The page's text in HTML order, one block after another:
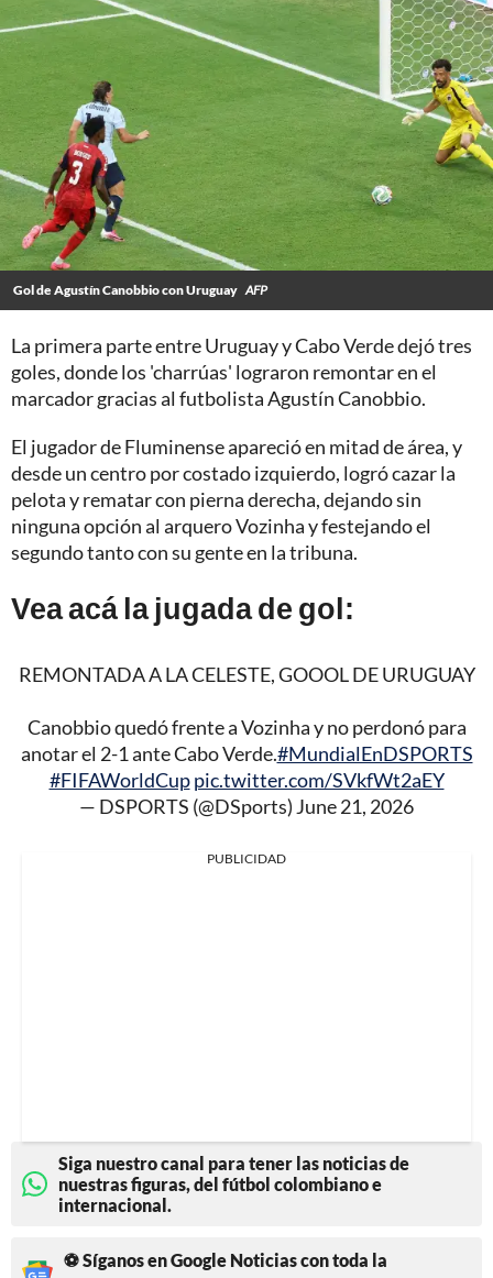
Gol de Agustín Canobbio con Uruguay AFP
La primera parte entre Uruguay y Cabo Verde dejó tres
goles, donde los 'charrúas' lograron remontar en el
marcador gracias al futbolista Agustín Canobbio.
El jugador de Fluminense apareció en mitad de área, y
desde un centro por costado izquierdo, logró cazar la
pelota y rematar con pierna derecha, dejando sin
ninguna opción al arquero Vozinha y festejando el
segundo tanto con su gente en la tribuna.
Vea acá la jugada de gol:
REMONTADA A LA CELESTE, GOOOL DE URUGUAY
Canobbio quedó frente a Vozinha y no perdonó para
anotar el 2-1 ante Cabo Verde.#MundialEnDSPORTS
#FIFAWorldCup pic.twitter.com/SVkfWt2aEY
— DSPORTS (@DSports) June 21, 2026
PUBLICIDAD
Siga nuestro canal para tener las noticias de
nuestras figuras, del fútbol colombiano e
internacional.
⚽ Síganos en Google Noticias con toda la